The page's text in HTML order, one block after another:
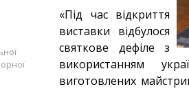
«Під час відкриття
виставки відбулося
святкове дефіле з
використанням
виготовлених